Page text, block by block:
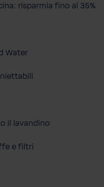
risparmia fino al 35%
Water
il lavandino
e filtri